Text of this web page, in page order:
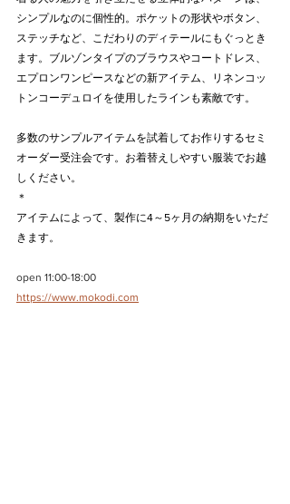
シンプルなのに個性的。ポケットの形状やボタン、
ステッチなど、こだわりのディテールにもぐっとき
ます。ブルゾンタイプのブラウスやコートドレス、
エプロンワンピースなどの新アイテム、リネンコッ
トンコーデュロイを使用したラインも素敵です。
多数のサンプルアイテムを試着してお作りするセミ
オーダー受注会です。お着替えしやすい服装でお越
しください。
​＊
アイテムによって、製作に4～5ヶ月の納期をいただ
きます。
open 11:00-18:00
https://www.mokodi.com